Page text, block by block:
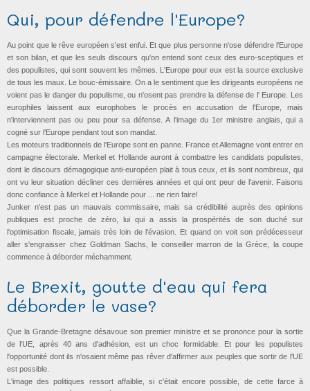
Qui, pour défendre l'Europe?
Au point que le rêve européen s'est enfui. Et que plus personne n'ose défendre l'Europe
et son bilan, et que les seuls discours qu'on entend sont ceux des euro-sceptiques et
des populistes, qui sont souvent les mêmes. L'Europe pour eux est la source exclusive
de tous les maux. Le bouc-émissaire. On a le sentiment que les dirigeants européens ne
voient pas le danger du populisme, ou n'osent pas prendre la défense de l' Europe. Les
europhiles laissent aux europhobes le procès en accusation de l'Europe, mais
n'interviennent pas ou peu pour sa défense. A l'image du 1er ministre anglais, qui a
cogné sur l'Europe pendant tout son mandat.
Les moteurs traditionnels de l'Europe sont en panne. France et Allemagne vont entrer en
campagne électorale. Merkel et Hollande auront à combattre les candidats populistes,
dont le discours démagogique anti-européen plait à tous ceux, et ils sont nombreux, qui
ont vu leur situation décliner ces dernières années et qui ont peur de l'avenir. Faisons
donc confiance à Merkel et Hollande pour ... ne rien faire!
Junker n'est pas un mauvais commissaire, mais sa crédibilité auprès des opinions
publiques est proche de zéro, lui qui a assis la prospérités de son duché sur
l'optimisation fiscale, jamais très loin de l'évasion. Et quand on voit son prédécesseur
aller s'engraisser chez Goldman Sachs, le conseiller marron de la Grèce, la coupe
commence à déborder méchamment.
Le Brexit, goutte d'eau qui fera
déborder le vase?
Que la Grande-Bretagne désavoue son premier ministre et se prononce pour la sortie
de l'UE, après 40 ans d'adhésion, est un choc formidable. Et pour les populistes
l'opportunité dont ils n'osaient même pas rêver d'affirmer aux peuples que sortir de l'UE
est possible.
L'image des politiques ressort affaiblie, si c'était encore possible, de cette farce à